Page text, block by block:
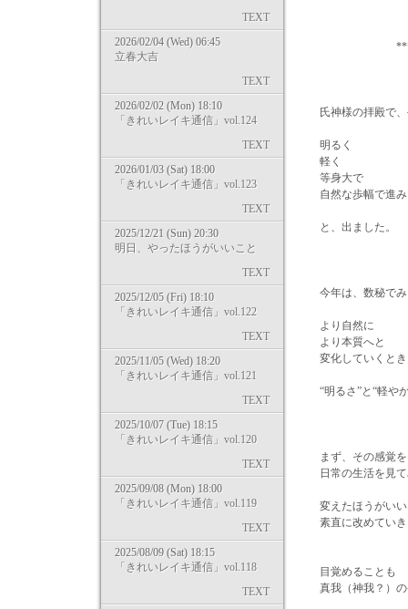
TEXT
2026/02/04 (Wed) 06:45
立春大吉
TEXT
2026/02/02 (Mon) 18:10
「きれいレイキ通信」vol.124
TEXT
2026/01/03 (Sat) 18:00
「きれいレイキ通信」vol.123
TEXT
2025/12/21 (Sun) 20:30
明日、やったほうがいいこと
TEXT
2025/12/05 (Fri) 18:10
「きれいレイキ通信」vol.122
TEXT
2025/11/05 (Wed) 18:20
「きれいレイキ通信」vol.121
TEXT
2025/10/07 (Tue) 18:15
「きれいレイキ通信」vol.120
TEXT
2025/09/08 (Mon) 18:00
「きれいレイキ通信」vol.119
TEXT
2025/08/09 (Sat) 18:15
「きれいレイキ通信」vol.118
TEXT
***
氏神様の拝殿で
明るく
軽く
等身大で
自然な歩幅で進
と、出ました。
今年は、数秘で
より自然に
より本質へと
変化していくとき
“明るさ”と“軽や
まず、その感覚
日常の生活を見
変えたほうがいい
素直に改めてい
目覚めることも
真我（神我？）